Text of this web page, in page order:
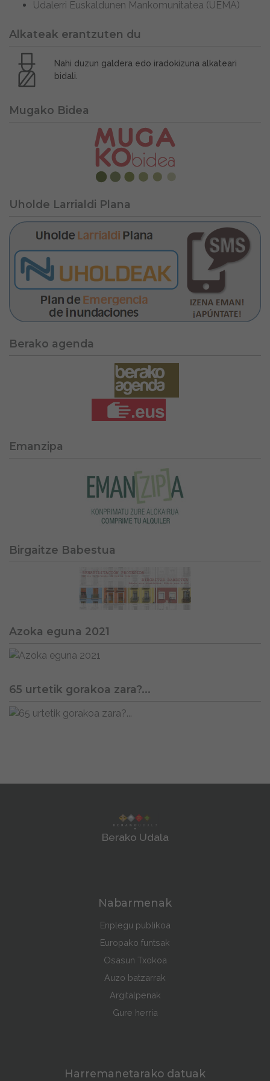
Udalerri Euskaldunen Mankomunitatea (UEMA)
Alkateak erantzuten du
Nahi duzun galdera edo iradokizuna alkateari
bidali.
Mugako Bidea
Uholde Larrialdi Plana
Berako agenda
Emanzipa
Birgaitze Babestua
Azoka eguna 2021
65 urtetik gorakoa zara?...
Berako Udala
Nabarmenak
Enplegu publikoa
Europako funtsak
Osasun Txokoa
Auzo batzarrak
Argitalpenak
Gure herria
Harremanetarako datuak